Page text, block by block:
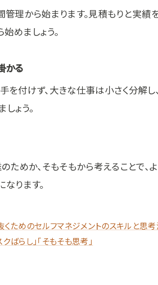
理から始まります。見積もりと実績
めましょう。
かる
を付けず、大きな仕事は小さく分解し
ょう。
ためか、そもそもから考えることで、
ります。
ためのセルフマネジメントのスキルと思考
クばらし」「そもそも思考」